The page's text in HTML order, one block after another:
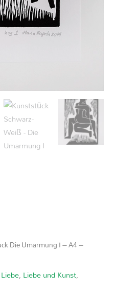
Die Umarmung I – A4 –
, Liebe und Kunst,